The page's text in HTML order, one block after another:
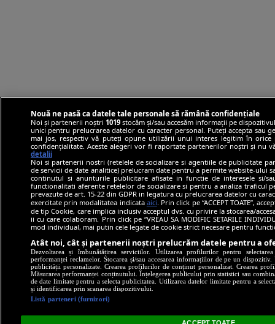
Nouă ne pasă ca datele tale personale să rămână confidențiale
Noi și partenerii noștri 1019stocăm și/sau accesăm informații pe
unici pentru prelucrarea datelor cu caracter personal. Puteți accepta sau
mai jos, respectiv vă puteți opune utilizării unui interes legitim în
confidențialitate. Aceste alegeri vor fi raportate partenerilor noștri și nu
detalii
Noi si partenerii nostri (retelele de socializare si agentiile de publicitate
de servicii de date analitice) prelucram date pentru a permite website-ului
continutul si anunturile publicitare afisate in functie de interesele si/
functionalitati aferente retelelor de socializare si pentru a analiza traficul
prevazute de art. 15-22 din GDPR in legatura cu prelucrarea datelor cu
exercitate prin modalitatea indicata aici . Prin click pe “ACCEPT TOATE”,
de tip Cookie, care implica inclusiv acceptul dvs. cu privire la stocarea/
ii cu care colaboram. Prin click pe “VREAU SA MODIFIC SETARILE
mod individual, mai putin cele legate de cookie strict necesare pentru
Atât noi, cât și partenerii noștri prelucrăm datele pentru a
Dezvoltarea și îmbunătățirea serviciilor. Utilizarea profilurilor pentru
performanței reclamelor. Stocarea și/sau accesarea informațiilor de pe un
publicității personalizate. Crearea profilurilor de conținut personalizat. Crearea
Măsurarea performanței conținutului. Înțelegerea publicului prin statistici sau
de date limitate pentru a selecta publicitatea. Utilizarea datelor limitate pentru a
și identificarea prin scanarea dispozitivului.
Listă parteneri (furnizori)